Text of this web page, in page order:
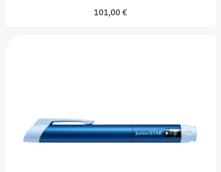
101,00 €